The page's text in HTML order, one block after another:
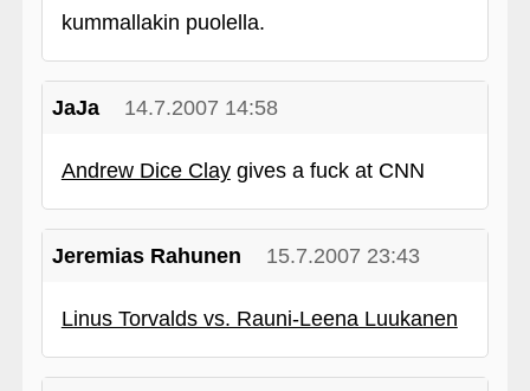
kummallakin puolella.
JaJa 14.7.2007 14:58
Andrew Dice Claygives a fuck at CNN
Jeremias Rahunen 15.7.2007 23:43
Linus Torvalds vs. Rauni-Leena Luukanen